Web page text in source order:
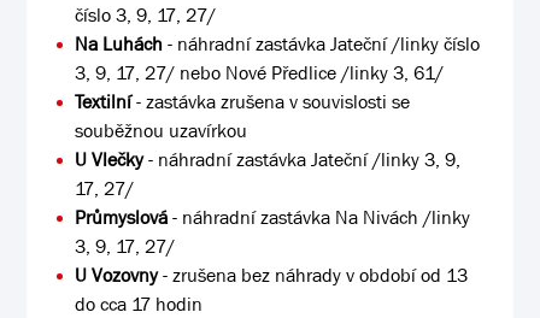
číslo 3, 9, 17, 27/
Na Luhách - náhradní zastávka Jateční /linky číslo
3, 9, 17, 27/ nebo Nové Předlice /linky 3, 61/
Textilní- zastávka zrušena v souvislosti se
souběžnou uzavírkou
U Vlečky- náhradní zastávka Jateční /linky 3, 9,
17, 27/
Průmyslová- náhradní zastávka Na Nivách /linky
3, 9, 17, 27/
U Vozovny- zrušena bez náhrady v období od 13
do cca 17 hodin